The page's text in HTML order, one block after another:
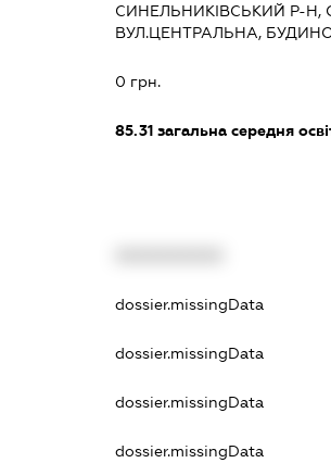
СИНЕЛЬНИКІВСЬКИЙ Р-Н,
ВУЛ.ЦЕНТРАЛЬНА,
0 грн.
85.31 загальна середня
dossier.missingData
dossier.missingData
dossier.missingData
dossier.missingData